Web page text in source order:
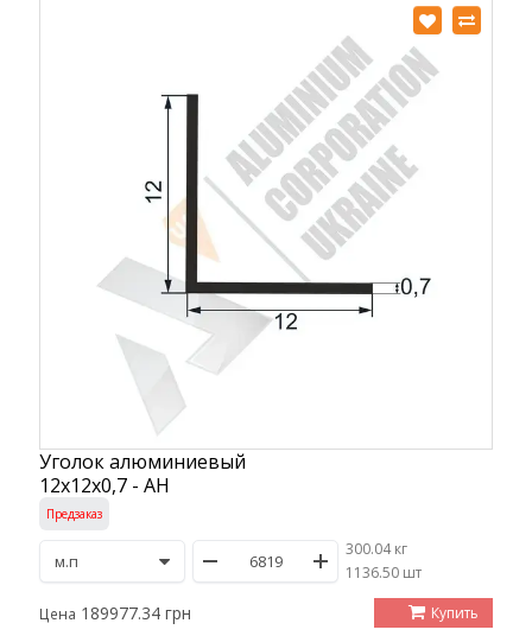
Уголок алюминиевый
12х12х0,7 - АН
Предзаказ
300.04 кг
/1136.50 шт
Цена 189977.34 грн Купить